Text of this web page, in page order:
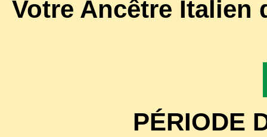
Votre Ancêtre Italien
PÉRIODE